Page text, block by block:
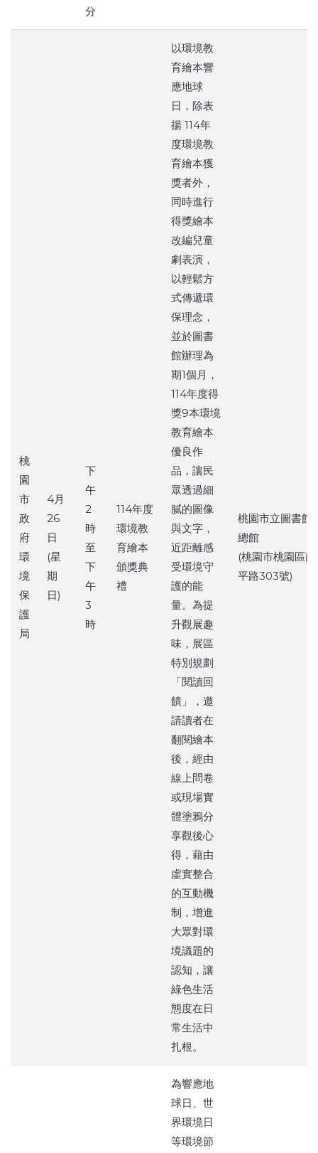
分
桃
園
市
政
府
環
境
保
護
局
4月
26
日
(星
期
日)
下
午
2
時
至
下
午
3
時
114年度
環境教
育繪本
頒獎典
禮
以環境教
育繪本響
應地球
日，除表
揚 114年
度環境教
育繪本獲
獎者外，
同時進行
得獎繪本
改編兒童
劇表演，
以輕鬆方
式傳遞環
保理念，
並於圖書
館辦理為
期1個月，
114年度得
獎9本環境
教育繪本
優良作
品，讓民
眾透過細
膩的圖像
與文字，
近距離感
受環境守
護的能
量。為提
升觀展趣
味，展區
特別規劃
「閱讀回
饋」，邀
請讀者在
翻閱繪本
後，經由
線上問卷
或現場實
體塗鴉分
享觀後心
得，藉由
虛實整合
的互動機
制，增進
大眾對環
境議題的
認知，讓
綠色生活
態度在日
常生活中
扎根。
桃園市立圖書館
總館
(桃園市桃園區南
平路303號)
為響應地
球日、世
界環境日
等環境節